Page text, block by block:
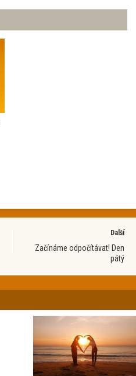
Další
Začínáme odpočítávat! Den
pátý